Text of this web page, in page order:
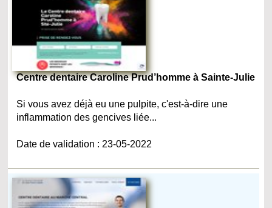
Centre dentaire Caroline Prud’homme à Sainte-Julie
Si vous avez déjà eu une pulpite, c'est-à-dire une
inflammation des gencives liée...
Date de validation : 23-05-2022